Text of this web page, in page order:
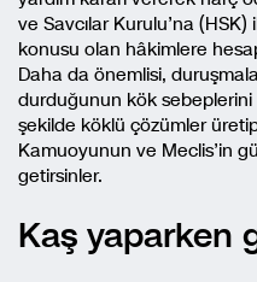
ve Savcılar Kurulu’na
konusu olan hâkimlere
Daha da önemlisi,
durduğunun kök
şekilde köklü çözümler
Kamuoyunun ve Meclis’in
getirsinler.
Kaş yaparken